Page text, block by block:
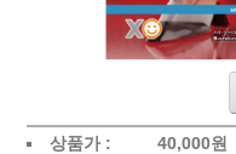
상품가 : 40,000원